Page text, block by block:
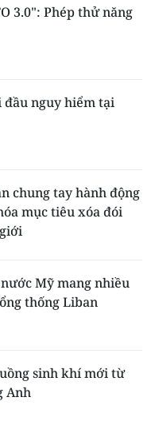
3.0": Phép thử năng
đầu nguy hiểm tại
chung tay hành động
mục tiêu xóa đói
Mỹ mang nhiều
thống Liban
sinh khí mới từ
Anh